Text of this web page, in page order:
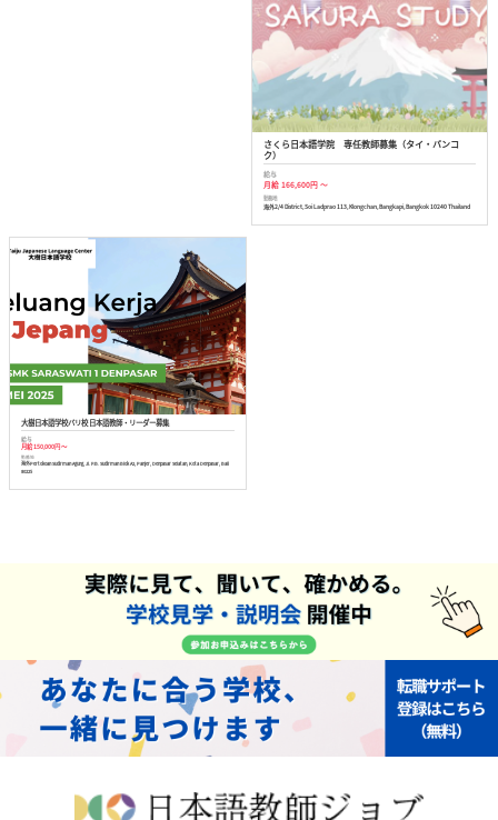
さくら日本語学院 専任教師募集（タイ・バンコ
ク）
給与
月給 166,600円 ～
勤務地
海外2/4 District, Soi Ladprao 113, Klongchan, Bangkapi, Bangkok 10240 Thailand
大樹日本語学校バリ校 日本語教師・リーダー募集
給与
月給 150,000円 ～
勤務地
海外Pertokoan Sudirman Agung, Jl. P.B. Sudirman Blok A2, Panjer, Denpasar Selatan, Kota Denpasar, Bali
80225